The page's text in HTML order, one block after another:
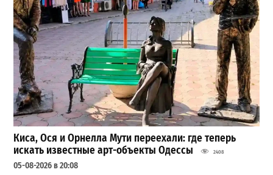
Киса, Ося и Орнелла Мути переехали: где теперь
искать известные арт-объекты Одессы
2408
05-08-2026 в 20:08